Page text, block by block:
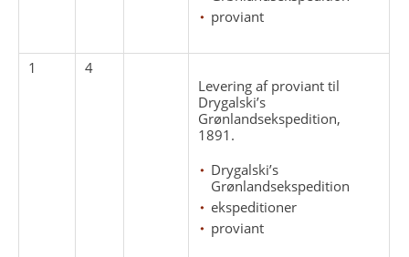
proviant
1
4
Levering af proviant til
Drygalski’s
Grønlandsekspedition,
1891.
Drygalski’s
Grønlandsekspedition
ekspeditioner
proviant